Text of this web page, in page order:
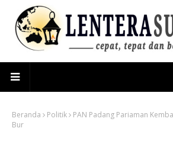
Beranda Politik
PAN Padang Pariaman
Bur